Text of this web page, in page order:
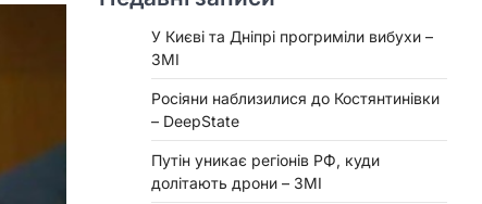
У Києві та Дніпрі прогриміли вибухи –
ЗМІ
Росіяни наблизилися до Костянтинівки
– DeepState
Путін уникає регіонів РФ, куди
долітають дрони – ЗМІ